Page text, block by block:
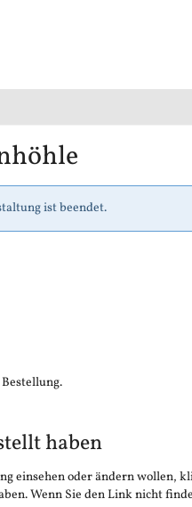
ist beendet.
haben
einsehen oder ändern wollen,
Wenn Sie den Link nicht